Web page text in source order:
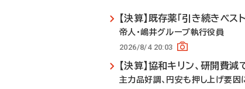
【決算】既存薬「引き続きベス
帝人・嶋井グループ執行役員
2026/8/4 20:03
【決算】協和キリン、研開費
主力品好調、円安も押し上げ要因